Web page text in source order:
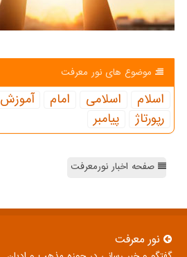
موضوع های نور معرفت
اسلام اسلامی امام آموزش
رپورتاژ
پیامبر
صفحه اخبار نورمعرفت
نور معرفت